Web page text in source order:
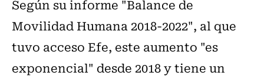
Según su informe "Balance de
Movilidad Humana 2018-2022", al que
tuvo acceso Efe, este aumento "es
exponencial" desde 2018 y tiene un